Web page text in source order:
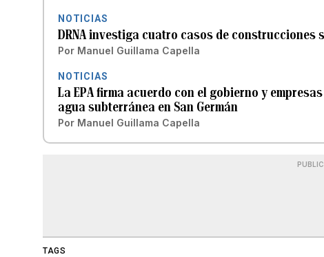
NOTICIAS
DRNA investiga cuatro casos de construcciones
Por Manuel Guillama Capella
NOTICIAS
La EPA firma acuerdo con el gobierno y
agua subterránea en San Germán
Por Manuel Guillama Capella
TAGS